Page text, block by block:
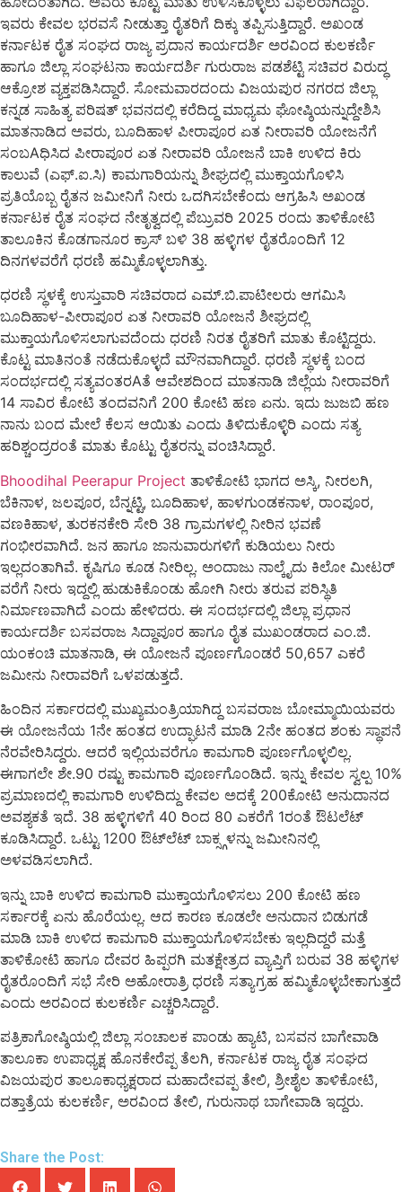
ಇವರು ಕೇವಲ ಭರವಸೆ ನೀಡುತ್ತಾ ರೈತರಿಗೆ ದಿಕ್ಕು ತಪ್ಪಿಸುತ್ತಿದ್ದಾರೆ. ಅಖಂಡ
ಕರ್ನಾಟಕ ರೈತ ಸಂಘದ ರಾಜ್ಯ ಪ್ರದಾನ ಕಾರ್ಯದರ್ಶಿ ಅರವಿಂದ ಕುಲಕರ್ಣಿ
ಹಾಗೂ ಜಿಲ್ಲಾ ಸಂಘಟನಾ ಕಾರ್ಯದರ್ಶಿ ಗುರುರಾಜ ಪಡಶೆಟ್ಟಿ ಸಚಿವರ ವಿರುದ್ಧ
ಆಕ್ರೋಶ ವ್ಯಕ್ತಪಡಿಸಿದ್ದಾರೆ. ಸೋಮವಾರದಂದು ವಿಜಯಪುರ ನಗರದ ಜಿಲ್ಲಾ
ಕನ್ನಡ ಸಾಹಿತ್ಯ ಪರಿಷತ್ ಭವನದಲ್ಲಿ ಕರೆದಿದ್ದ ಮಾಧ್ಯಮ ಘೋಷ್ಠಿಯನ್ನುದ್ದೇಶಿಸಿ
ಮಾತನಾಡಿದ ಅವರು, ಬೂದಿಹಾಳ ಪೀರಾಪೂರ ಏತ ನೀರಾವರಿ ಯೋಜನೆಗೆ
ಸಂಬAಧಿಸಿದ ಪೀರಾಪೂರ ಏತ ನೀರಾವರಿ ಯೋಜನೆ ಬಾಕಿ ಉಳಿದ ಕಿರು
ಕಾಲುವೆ (ಎಫ್.ಐ.ಸಿ) ಕಾಮಗಾರಿಯನ್ನು ಶೀಘ್ರದಲ್ಲಿ ಮುಕ್ತಾಯಗೊಳಿಸಿ
ಪ್ರತಿಯೊಬ್ಬ ರೈತನ ಜಮೀನಿಗೆ ನೀರು ಒದಗಿಸಬೇಕೆಂದು ಆಗ್ರಹಿಸಿ ಅಖಂಡ
ಕರ್ನಾಟಕ ರೈತ ಸಂಘದ ನೇತೃತ್ವದಲ್ಲಿ ಪೆಬ್ರುವರಿ 2025 ರಂದು ತಾಳಿಕೋಟಿ
ತಾಲೂಕಿನ ಕೊಡಗಾನೂರ ಕ್ರಾಸ್ ಬಳಿ 38 ಹಳ್ಳಿಗಳ ರೈತರೊಂದಿಗೆ 12
ದಿನಗಳವರೆಗೆ ಧರಣಿ ಹಮ್ಮಿಕೊಳ್ಳಲಾಗಿತ್ತು.
ಧರಣಿ ಸ್ಥಳಕ್ಕೆ ಉಸ್ತುವಾರಿ ಸಚಿವರಾದ ಎಮ್.ಬಿ.ಪಾಟೀಲರು ಆಗಮಿಸಿ
ಬೂದಿಹಾಳ-ಪೀರಾಪೂರ ಏತ ನೀರಾವರಿ ಯೋಜನೆ ಶೀಘ್ರದಲ್ಲಿ
ಮುಕ್ತಾಯಗೊಳಿಸಲಾಗುವದೆಂದು ಧರಣಿ ನಿರತ ರೈತರಿಗೆ ಮಾತು ಕೊಟ್ಟಿದ್ದರು.
ಕೊಟ್ಟ ಮಾತಿನಂತೆ ನಡೆದುಕೊಳ್ಳದೆ ಮೌನವಾಗಿದ್ದಾರೆ. ಧರಣಿ ಸ್ಥಳಕ್ಕೆ ಬಂದ
ಸಂದರ್ಭದಲ್ಲಿ ಸತ್ಯವಂತರAತೆ ಆವೇಶದಿಂದ ಮಾತನಾಡಿ ಜಿಲ್ಲೆಯ ನೀರಾವರಿಗೆ
14 ಸಾವಿರ ಕೋಟಿ ತಂದವನಿಗೆ 200 ಕೋಟಿ ಹಣ ಏನು. ಇದು ಜುಜಬಿ ಹಣ
ನಾನು ಬಂದ ಮೇಲೆ ಕೆಲಸ ಆಯಿತು ಎಂದು ತಿಳಿದುಕೊಳ್ಳಿರಿ ಎಂದು ಸತ್ಯ
ಹರಿಶ್ಚಂದ್ರರಂತೆ ಮಾತು ಕೊಟ್ಟು ರೈತರನ್ನು ವಂಚಿಸಿದ್ದಾರೆ.
Bhoodihal Peerapur Project ತಾಳಿಕೋಟಿ ಭಾಗದ ಅಸ್ಕಿ, ನೀರಲಗಿ,
ಬೆಕಿನಾಳ, ಜಲಪೂರ, ಬೆನ್ನಟ್ಟಿ, ಬೂದಿಹಾಳ, ಹಾಳಗುಂಡಕನಾಳ, ರಾಂಪೂರ,
ವಣಕಿಹಾಳ, ತುರಕನಕೇರಿ ಸೇರಿ 38 ಗ್ರಾಮಗಳಲ್ಲಿ ನೀರಿನ ಭವಣೆ
ಗಂಭೀರವಾಗಿದೆ. ಜನ ಹಾಗೂ ಜಾನುವಾರುಗಳಿಗೆ ಕುಡಿಯಲು ನೀರು
ಇಲ್ಲದಂತಾಗಿವೆ. ಕೃಷಿಗೂ ಕೂಡ ನೀರಿಲ್ಲ. ಅಂದಾಜು ನಾಲ್ಕೈದು ಕಿಲೋ ಮೀಟರ್
ವರೆಗೆ ನೀರು ಇದ್ದಲ್ಲಿ ಹುಡುಕಿಕೊಂಡು ಹೋಗಿ ನೀರು ತರುವ ಪರಿಸ್ಥಿತಿ
ನಿರ್ಮಾಣವಾಗಿದೆ ಎಂದು ಹೇಳಿದರು. ಈ ಸಂದರ್ಭದಲ್ಲಿ ಜಿಲ್ಲಾ ಪ್ರಧಾನ
ಕಾರ್ಯದರ್ಶಿ ಬಸವರಾಜ ಸಿದ್ದಾಪೂರ ಹಾಗೂ ರೈತ ಮುಖಂಡರಾದ ಎಂ.ಜಿ.
ಯಂಕಂಚಿ ಮಾತನಾಡಿ, ಈ ಯೋಜನೆ ಪೂರ್ಣಗೊಂಡರೆ 50,657 ಎಕರೆ
ಜಮೀನು ನೀರಾವರಿಗೆ ಒಳಪಡುತ್ತದೆ.
ಹಿಂದಿನ ಸರ್ಕಾರದಲ್ಲಿ ಮುಖ್ಯಮಂತ್ರಿಯಾಗಿದ್ದ ಬಸವರಾಜ ಬೋಮ್ಮಾಯಿಯವರು
ಈ ಯೋಜನೆಯ 1ನೇ ಹಂತದ ಉದ್ಘಾಟನೆ ಮಾಡಿ 2ನೇ ಹಂತದ ಶಂಕು ಸ್ಥಾಪನೆ
ನೆರವೇರಿಸಿದ್ದರು. ಆದರೆ ಇಲ್ಲಿಯವರೆಗೂ ಕಾಮಗಾರಿ ಪೂರ್ಣಗೊಳ್ಳಲಿಲ್ಲ.
ಈಗಾಗಲೇ ಶೇ.90 ರಷ್ಟು ಕಾಮಗಾರಿ ಪೂರ್ಣಗೊಂಡಿದೆ. ಇನ್ನು ಕೇವಲ ಸ್ವಲ್ಪ 10%
ಪ್ರಮಾಣದಲ್ಲಿ ಕಾಮಗಾರಿ ಉಳಿದಿದ್ದು ಕೇವಲ ಅದಕ್ಕೆ 200ಕೋಟಿ ಅನುದಾನದ
ಅವಶ್ಯಕತೆ ಇದೆ. 38 ಹಳ್ಳಿಗಳಿಗೆ 40 ರಿಂದ 80 ಎಕರೆಗೆ 1ರಂತೆ ಔಟಲೆಟ್
ಕೂಡಿಸಿದ್ದಾರೆ. ಒಟ್ಟು 1200 ಔಟ್‌ಲೆಟ್ ಬಾಕ್ಸ್ಗಳನ್ನು ಜಮೀನಿನಲ್ಲಿ
ಅಳವಡಿಸಲಾಗಿದೆ.
ಇನ್ನು ಬಾಕಿ ಉಳಿದ ಕಾಮಗಾರಿ ಮುಕ್ತಾಯಗೊಳಿಸಲು 200 ಕೋಟಿ ಹಣ
ಸರ್ಕಾರಕ್ಕೆ ಏನು ಹೊರೆಯಲ್ಲ. ಆದ ಕಾರಣ ಕೂಡಲೇ ಅನುದಾನ ಬಿಡುಗಡೆ
ಮಾಡಿ ಬಾಕಿ ಉಳಿದ ಕಾಮಗಾರಿ ಮುಕ್ತಾಯಗೊಳಿಸಬೇಕು ಇಲ್ಲದಿದ್ದರೆ ಮತ್ತೆ
ತಾಳಿಕೋಟಿ ಹಾಗೂ ದೇವರ ಹಿಪ್ಪರಗಿ ಮತಕ್ಷೇತ್ರದ ವ್ಯಾಪ್ತಿಗೆ ಬರುವ 38 ಹಳ್ಳಿಗಳ
ರೈತರೊಂದಿಗೆ ಸಭೆ ಸೇರಿ ಅಹೋರಾತ್ರಿ ಧರಣಿ ಸತ್ಯಾಗ್ರಹ ಹಮ್ಮಿಕೊಳ್ಳಬೇಕಾಗುತ್ತದೆ
ಎಂದು ಅರವಿಂದ ಕುಲಕರ್ಣಿ ಎಚ್ಚರಿಸಿದ್ದಾರೆ.
ಪತ್ರಿಕಾಗೋಷ್ಠಿಯಲ್ಲಿ ಜಿಲ್ಲಾ ಸಂಚಾಲಕ ಪಾಂಡು ಹ್ಯಾಟಿ, ಬಸವನ ಬಾಗೇವಾಡಿ
ತಾಲೂಕಾ ಉಪಾಧ್ಯಕ್ಷ ಹೊನಕೇರೆಪ್ಪ ತೆಲಗಿ, ಕರ್ನಾಟಕ ರಾಜ್ಯ ರೈತ ಸಂಘದ
ವಿಜಯಪುರ ತಾಲೂಕಾಧ್ಯಕ್ಷರಾದ ಮಹಾದೇವಪ್ಪ ತೇಲಿ, ಶ್ರೀಶೈಲ ತಾಳಿಕೋಟಿ,
ದತ್ತಾತ್ರೆಯ ಕುಲಕರ್ಣಿ, ಅರವಿಂದ ತೇಲಿ, ಗುರುನಾಥ ಬಾಗೇವಾಡಿ ಇದ್ದರು.
Share the Post: